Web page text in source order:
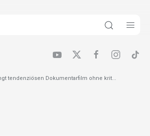
tendenziösen Dokumentarfilm ohne krit...